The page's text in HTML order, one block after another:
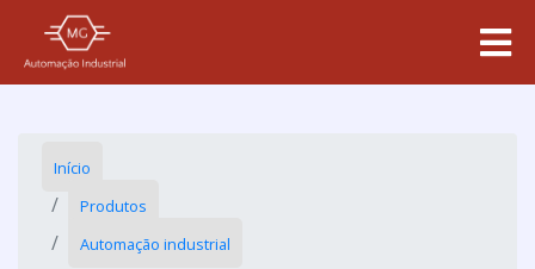
Início
Produtos
Automação industrial